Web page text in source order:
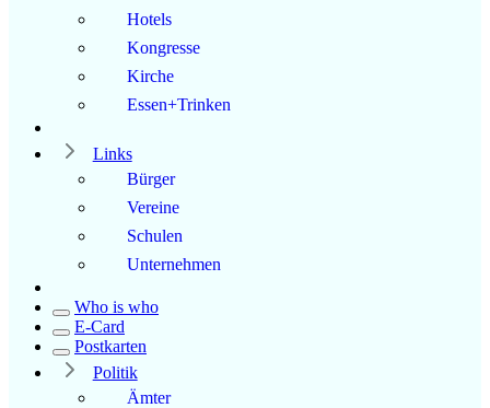
Hotels
Kongresse
Kirche
Essen+Trinken
Links
Bürger
Vereine
Schulen
Unternehmen
Who is who
E-Card
Postkarten
Politik
Ämter